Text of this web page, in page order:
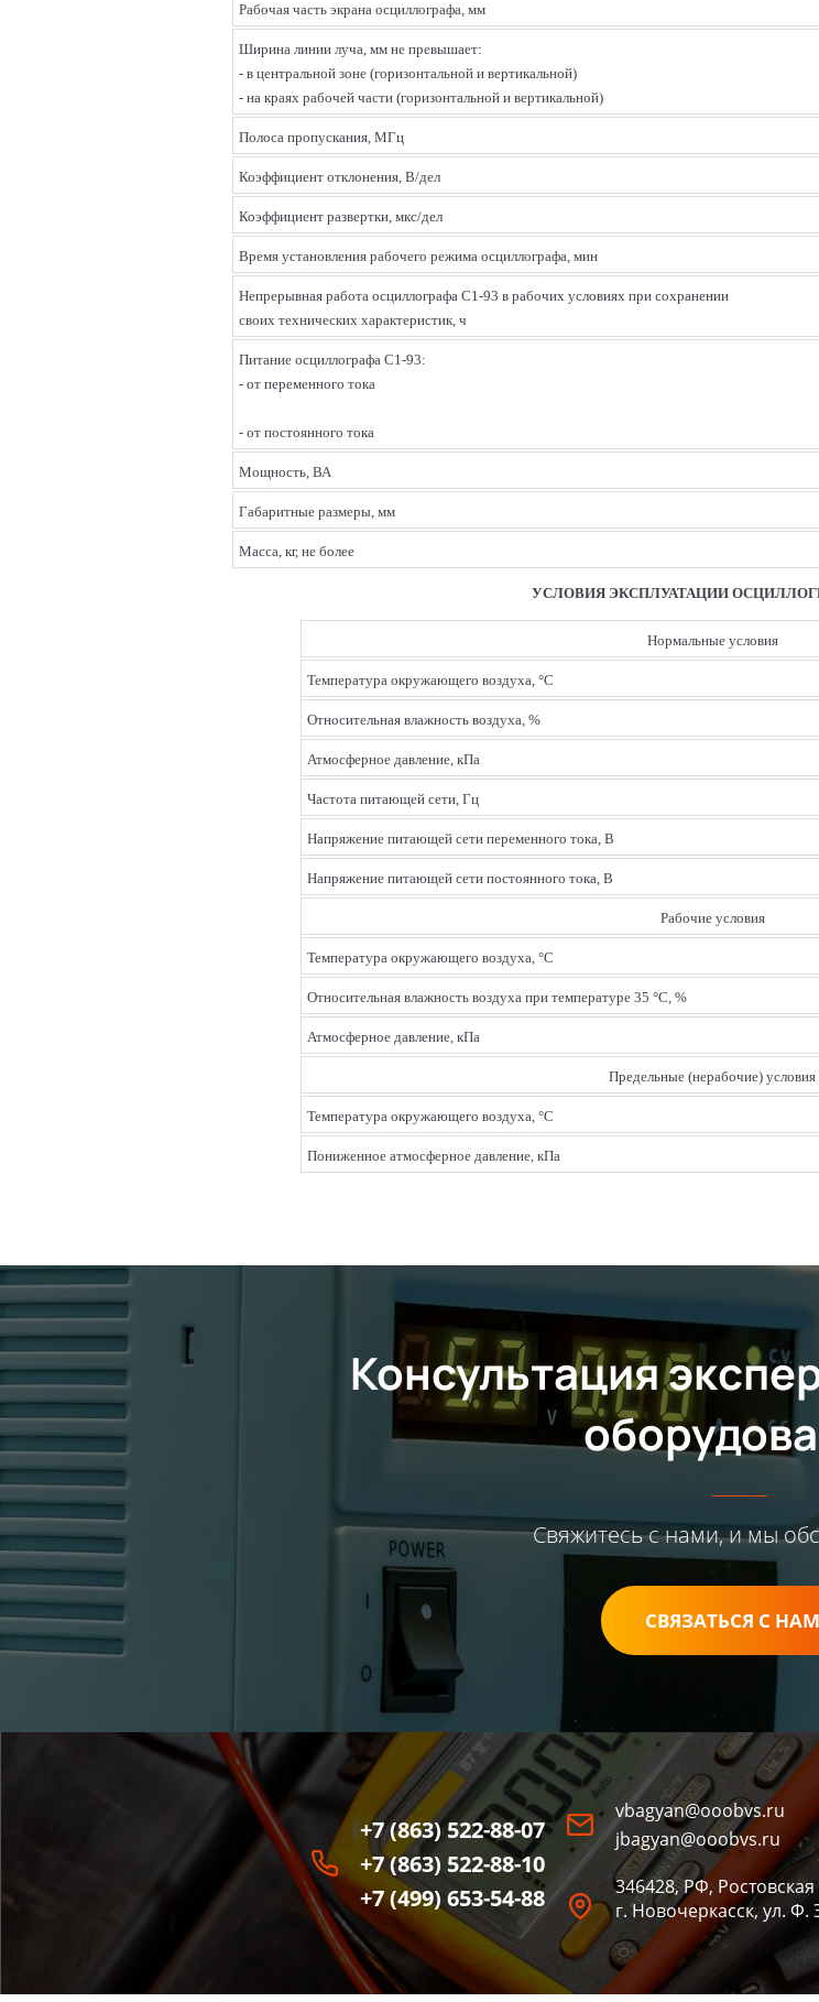
Рабочая часть экрана осциллографа, мм
Ширина линии луча, мм не превышает:
- в центральной зоне (горизонтальной и вертикальной)
- на краях рабочей части (горизонтальной и вертикальной)
Полоса пропускания, МГц
Коэффициент отклонения, В/дел
Коэффициент развертки, мкс/дел
Время установления рабочего режима осциллографа, мин
Непрерывная работа осциллографа С1-93 в рабочих условиях при сохранении
своих технических характеристик, ч
Питание осциллографа С1-93:
- от переменного тока
- от постоянного тока
Мощность, ВА
Габаритные размеры, мм
Масса, кг, не более
УСЛОВИЯ ЭКСПЛУАТАЦИИ
Нормальные условия
Температура окружающего воздуха, °С
Относительная влажность воздуха, %
Атмосферное давление, кПа
Частота питающей сети, Гц
Напряжение питающей сети переменного тока, В
Напряжение питающей сети постоянного тока, В
Рабочие условия
Температура окружающего воздуха, °С
Относительная влажность воздуха при температуре 35 °С, %
Атмосферное давление, кПа
Предельные (нерабочие) условия
Температура окружающего воздуха, °С
Пониженное атмосферное давление, кПа
Консультация
Свяжитесь с нами, и мы
СВЯЗАТЬСЯ С
vbagyan@ooobvs.ru
jbagyan@ooobvs.ru
346428, РФ, Ростовская
г. Новочеркасск, ул. Ф.
+7 (863) 522-88-07
+7 (863) 522-88-10
+7 (499) 653-54-88